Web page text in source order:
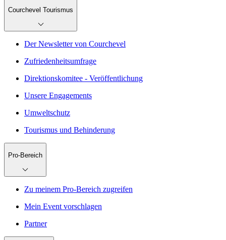
Courchevel Tourismus
Der Newsletter von Courchevel
Zufriedenheitsumfrage
Direktionskomitee - Veröffentlichung
Unsere Engagements
Umweltschutz
Tourismus und Behinderung
Pro-Bereich
Zu meinem Pro-Bereich zugreifen
Mein Event vorschlagen
Partner